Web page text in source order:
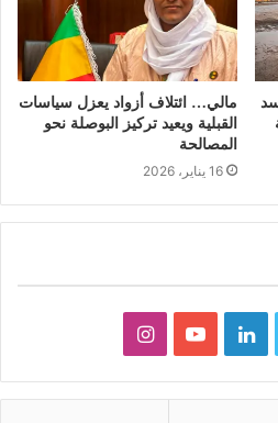
مالي… ائتلاف أزواد يعزل سياسات
القبلية ويعيد تركيز البوصلة نحو
المصالحة
16 يناير، 2026
ي
و
ن